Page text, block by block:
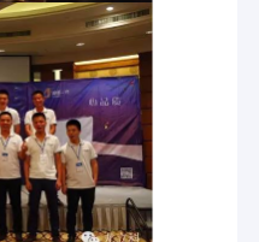
aimez l'appareil électrique
aimez Cie. électrique, Ltd